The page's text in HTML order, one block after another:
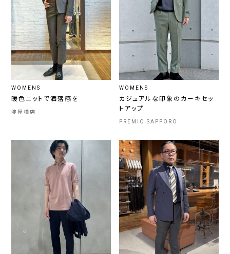
WOMENS
暖色ニットで洒落感を
淀屋橋店
WOMENS
カジュアルな印象のカーキセッ
トアップ
PREMIO SAPPORO